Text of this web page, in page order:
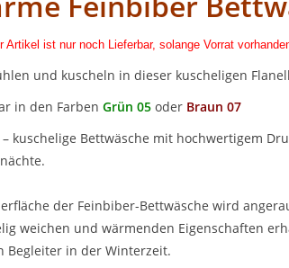
Artikel ist nur noch Lieferbar, solange Vorrat
und kuscheln in dieser kuscheligen
in den Farben Grün 05 oder Braun 07
– kuschelige Bettwäsche mit hochwertigem
der Feinbiber-Bettwäsche wird
weichen und wärmenden Eigenschaften
Begleiter in der Winterzeit.